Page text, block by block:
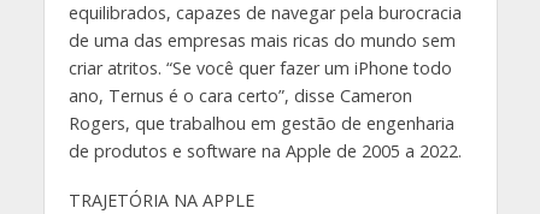
equilibrados, capazes de navegar pela burocracia
de uma das empresas mais ricas do mundo sem
criar atritos. “Se você quer fazer um iPhone todo
ano, Ternus é o cara certo”, disse Cameron
Rogers, que trabalhou em gestão de engenharia
de produtos e software na Apple de 2005 a 2022.
TRAJETÓRIA NA APPLE